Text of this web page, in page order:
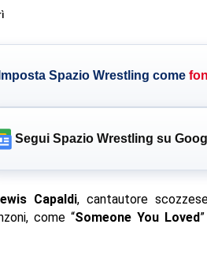
Imposta Spazio Wrestling come
Segui Spazio Wrestling su
Capaldi, cantautore
come “Someone You Loved